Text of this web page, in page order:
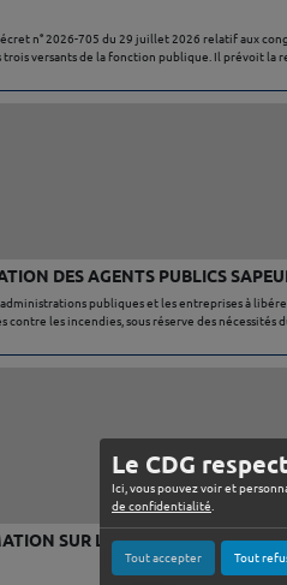
Le CDG
Ici, vous pouvez voir et
de confidentialité
Tout accepter Tout
n° 2026-705 du 29 juillet 2026 relatif aux
versants de la fonction publique. Il prévoit la
DES AGENTS PUBLICS
publiques et les entreprises à
les incendies, sous réserve des nécessités
SUR LE CONTRAT GROUPE